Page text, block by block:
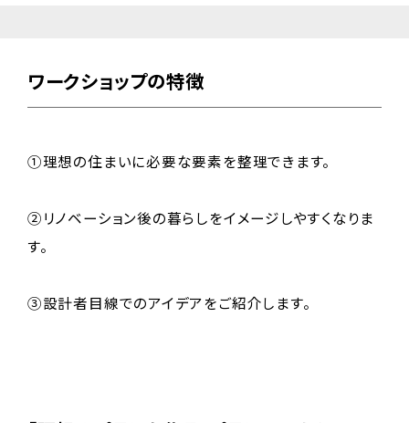
ワークショップの特徴
①理想の住まいに必要な要素を整理できます。
②リノベーション後の暮らしをイメージしやすくなりま
す。
③設計者目線でのアイデアをご紹介します。